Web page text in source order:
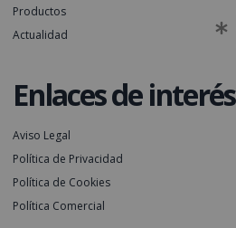
Productos
Actualidad
Enlaces de interés
Aviso Legal
Política de Privacidad
Política de Cookies
Política Comercial